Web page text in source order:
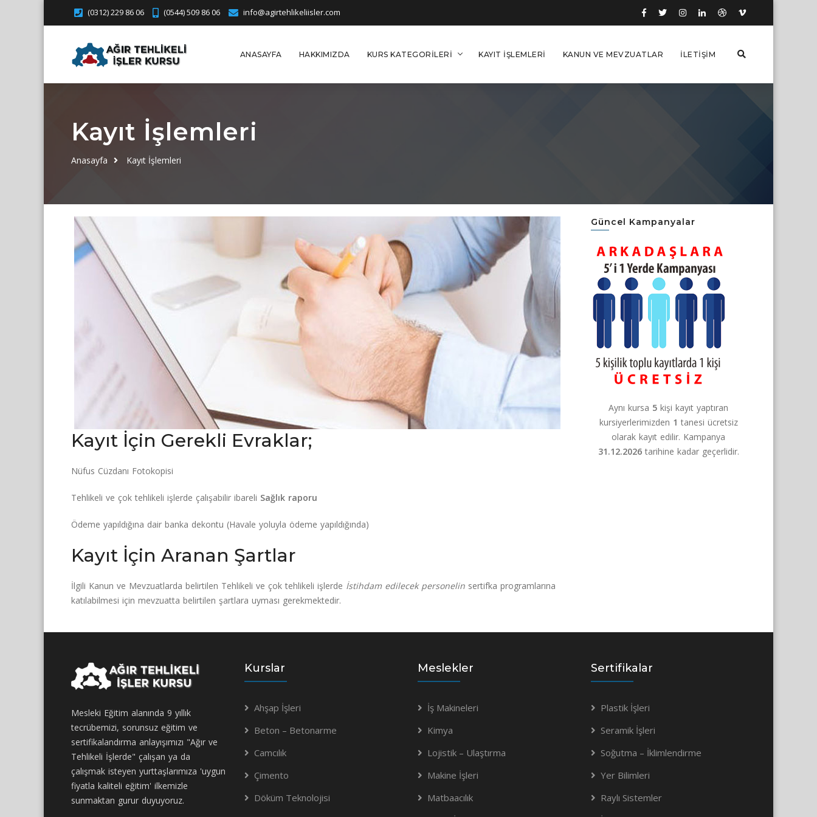
(0312) 229 86 06 (0544) 509 86 06 info@agirtehlikeliisler.com
ANASAYFA HAKKIMIZDA KURS KATEGORILERI KAYIT İŞLEMLERI KANUN VE MEVZUATLAR İLETIŞIM
Kayıt İşlemleri
Anasayfa Kayıt İşlemleri
Kayıt İçin Gerekli Evraklar;
Nüfus Cüzdanı Fotokopisi
Tehlikeli ve çok tehlikeli işlerde çalışabilir ibareli Sağlık raporu
Ödeme yapıldığına dair banka dekontu (Havale yoluyla ödeme yapıldığında)
Kayıt İçin Aranan Şartlar
İlgili Kanun ve Mevzuatlarda belirtilen Tehlikeli ve çok tehlikeli işlerde İstihdam edilecek personelin sertifka programlarına
katılabilmesi için mevzuatta belirtilen şartlara uyması gerekmektedir.
Güncel Kampanyalar
Aynı kursa 5 kişi kayıt yaptıran
kursiyerlerimizden 1 tanesi ücretsiz
olarak kayıt edilir. Kampanya
31.12.2026tarihine kadar geçerlidir.
Mesleki Eğitim alanında 9 yıllık
tecrübemizi, sorunsuz eğitim ve
sertifikalandırma anlayışımızı "Ağır ve
Tehlikeli İşlerde" çalışan ya da
çalışmak isteyen yurttaşlarımıza 'uygun
fiyatla kaliteli eğitim' ilkemizle
sunmaktan gurur duyuyoruz.
Kurslar
Ahşap İşleri
Beton – Betonarme
Camcılık
Çimento
Döküm Teknolojisi
Meslekler
İş Makineleri
Kimya
Lojistik – Ulaştırma
Makine İşleri
Matbaacılık
Sertifikalar
Plastik İşleri
Seramik İşleri
Soğutma – İklimlendirme
Yer Bilimleri
Raylı Sistemler